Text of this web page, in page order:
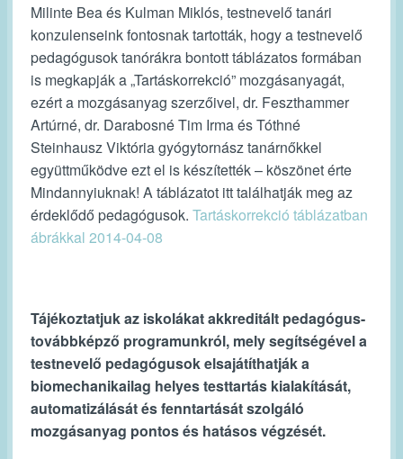
Milinte Bea és Kulman Miklós, testnevelő tanári
konzulenseink fontosnak tartották, hogy a testnevelő
pedagógusok tanórákra bontott táblázatos formában
is megkapják a „Tartáskorrekció” mozgásanyagát,
ezért a mozgásanyag szerzőivel, dr. Feszthammer
Artúrné, dr. Darabosné Tim Irma és Tóthné
Steinhausz Viktória gyógytornász tanárnőkkel
együttműködve ezt el is készítették – köszönet érte
Mindannyiuknak! A táblázatot itt találhatják meg az
érdeklődő pedagógusok. Tartáskorrekció táblázatban
ábrákkal 2014-04-08
Tájékoztatjuk az iskolákat akkreditált pedagógus-
továbbképző programunkról, mely segítségével a
testnevelő pedagógusok elsajátíthatják a
biomechanikailag helyes testtartás kialakítását,
automatizálását és fenntartását szolgáló
mozgásanyag pontos és hatásos végzését.